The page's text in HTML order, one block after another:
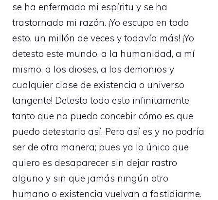
se ha enfermado mi espíritu y se ha
trastornado mi razón. ¡Yo escupo en todo
esto, un millón de veces y todavía más! ¡Yo
detesto este mundo, a la humanidad, a mí
mismo, a los dioses, a los demonios y
cualquier clase de existencia o universo
tangente! Detesto todo esto infinitamente,
tanto que no puedo concebir cómo es que
puedo detestarlo así. Pero así es y no podría
ser de otra manera; pues ya lo único que
quiero es desaparecer sin dejar rastro
alguno y sin que jamás ningún otro
humano o existencia vuelvan a fastidiarme.